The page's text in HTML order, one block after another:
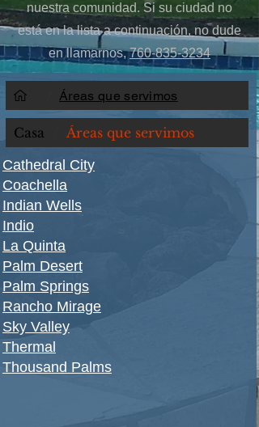
nuestra comunidad. Si su ciudad no
está en la lista a continuación, no dude
en llamarnos,760-835-3234
Áreas que servimos
Casa
Áreas que servimos
Cathedral City
Coachella
Indian Wells
Indio
La Quinta
Palm Desert
Palm Springs
Rancho Mirage
Sky Valley
Thermal
Thousand Palms